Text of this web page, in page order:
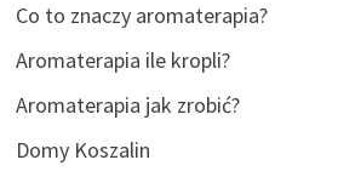
Co to znaczy aromaterapia?
Aromaterapia ile kropli?
Aromaterapia jak zrobić?
Domy Koszalin